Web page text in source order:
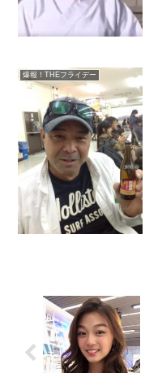
爆報！THEフライデー